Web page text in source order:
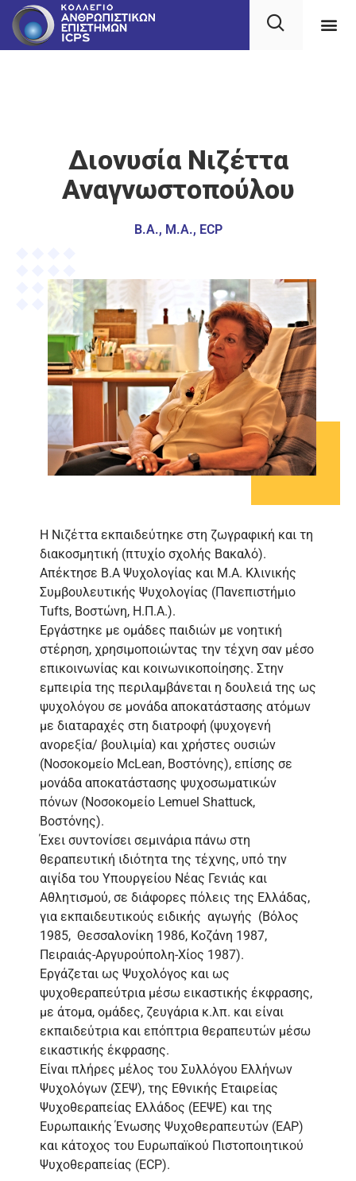
Διονυσία Νιζέττα
Αναγνωστοπούλου
B.A., M.A., ECP
Η Νιζέττα εκπαιδεύτηκε στη ζωγραφική και τη
διακοσμητική (πτυχίο σχολής Βακαλό).
Απέκτησε Β.Α Ψυχολογίας και Μ.Α. Κλινικής
Συμβουλευτικής Ψυχολογίας (Πανεπιστήμιο
Tufts, Βοστώνη, Η.Π.Α.).
Εργάστηκε με ομάδες παιδιών με νοητική
στέρηση, χρησιμοποιώντας την τέχνη σαν μέσο
επικοινωνίας και κοινωνικοποίησης. Στην
εμπειρία της περιλαμβάνεται η δουλειά της ως
ψυχολόγου σε μονάδα αποκατάστασης ατόμων
με διαταραχές στη διατροφή (ψυχογενή
ανορεξία/ βουλιμία) και χρήστες ουσιών
(Νοσοκομείο McLean, Βοστόνης), επίσης σε
μονάδα αποκατάστασης ψυχοσωματικών
πόνων (Νοσοκομείο Lemuel Shattuck,
Βοστόνης).
Έxει συντονίσει σεμινάρια πάνω στη
θεραπευτική ιδιότητα της τέχνης, υπό την
αιγίδα του Υπουργείου Νέας Γενιάς και
Αθλητισμού, σε διάφορες πόλεις της Ελλάδας,
για εκπαιδευτικούς ειδικής αγωγής (Βόλος
1985, Θεσσαλονίκη 1986, Κοζάνη 1987,
Πειραιάς-Αργυρούπολη-Χίος 1987).
Εργάζεται ως Ψυχολόγος και ως
ψυχοθεραπεύτρια μέσω εικαστικής έκφρασης,
με άτομα, ομάδες, ζευγάρια κ.λπ. και είναι
εκπαιδεύτρια και επόπτρια θεραπευτών μέσω
εικαστικής έκφρασης.
Είναι πλήρες μέλος του Συλλόγου Ελλήνων
Ψυχολόγων (ΣΕΨ), της Εθνικής Εταιρείας
Ψυχοθεραπείας Ελλάδος (ΕΕΨΕ) και της
Ευρωπαικής Ένωσης Ψυχοθεραπευτών (ΕΑΡ)
και κάτοχος του Ευρωπαïκού Πιστοποιητικού
Ψυχοθεραπείας (ECP).